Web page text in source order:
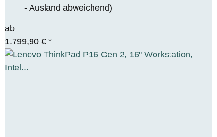
- Ausland abweichend)
ab
1.799,90 € *